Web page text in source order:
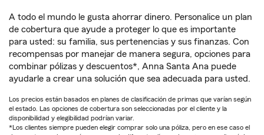
A todo el mundo le gusta ahorrar dinero. Personalice un plan
de cobertura que ayude a proteger lo que es importante
para usted: su familia, sus pertenencias y sus finanzas. Con
recompensas por manejar de manera segura, opciones para
combinar pólizas y descuentos*, Anna Santa Ana puede
ayudarle a crear una solución que sea adecuada para usted.
Los precios están basados en planes de clasificación de primas que varían según
el estado. Las opciones de cobertura son seleccionadas por el cliente y la
disponibilidad y elegibilidad podrían variar.
*Los clientes siempre pueden elegir comprar solo una póliza, pero en ese caso el